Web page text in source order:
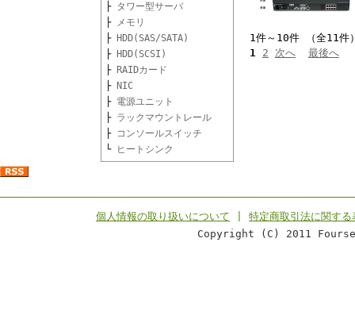
├ タワー型サーバ
├ メモリ
├ HDD(SAS/SATA)
├ HDD(SCSI)
├ RAIDカード
├ NIC
├ 電源ユニット
├ ラックマウントレール
├ コンソールスイッチ
└ ヒートシンク
1件～10件 （全11
1 2 次へ 最後へ
個人情報の取り扱いについて
特定商取引法に関する
Copyright (C) 2011